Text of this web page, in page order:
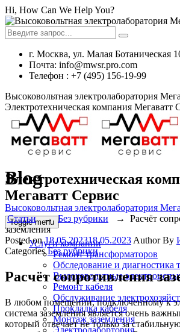
Hi, How Can We Help You?
г. Москва, ул. Малая Ботаническая
Почта: info@mwsr.pro.com
Телефон : +7 (495) 156-19-99
Высоковольтная электролаборатория
Электротехническая компания Мегаватт
Электротехническая
Мегаватт Сервис
Toggle menu
Услуги компании
Ремонт трансформаторов
Обследование и диагностика
Высоковольтные
Ремонт кабеля
Обслуживание
Прокладка кабеля
Монтаж заземления
Электролабортория
Blog
Высоковольтная электролаборатория
Статьи→Без рубрики → Расчёт
заземления
Posted on18.05.202318.05.2023 AuthorBy
CategoriesБез рубрики
Расчёт сопротивления
В любом помещении, подключенному к
система заземления является очень
который отвечает не только за